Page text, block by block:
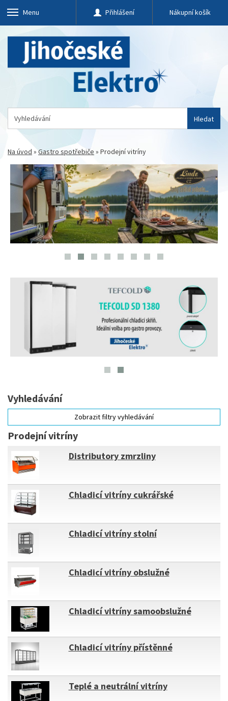
Menu Přihlášení Nákupní košík
Hledat
Na úvod »Gastro spotřebiče » Prodejní vitríny
Vyhledávání
Zobrazit filtry vyhledávání
Prodejní vitríny
Distributory zmrzliny
Chladicí vitríny cukrářské
Chladicí vitríny stolní
Chladicí vitríny obslužné
Chladicí vitríny samoobslužné
Chladicí vitríny přístěnné
Teplé a neutrální vitríny